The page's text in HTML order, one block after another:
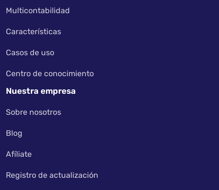
Multicontabilidad
Características
Casos de uso
Centro de conocimiento
Nuestra empresa
Sobre nosotros
Blog
Afíliate
Registro de actualización